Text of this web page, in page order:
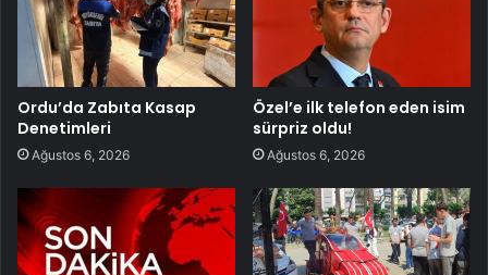
Ordu’da Zabıta Kasap
Denetimleri
Ağustos 6, 2026
Özel’e ilk telefon eden isim
sürpriz oldu!
Ağustos 6, 2026